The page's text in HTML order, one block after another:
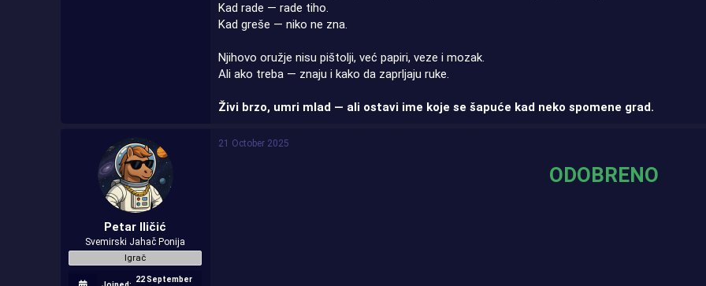
Kad rade — rade tiho.
Kad greše — niko ne zna.
Njihovo oružje nisu pištolji, već papiri, veze i mozak.
Ali ako treba — znaju i kako da zaprljaju ruke.
Živi brzo, umri mlad — ali ostavi ime koje se šapuće kad neko spomene grad.
Petar Iličić
Svemirski Jahač Ponija
Igrač
22 September
21 October 2025
ODOBRENO